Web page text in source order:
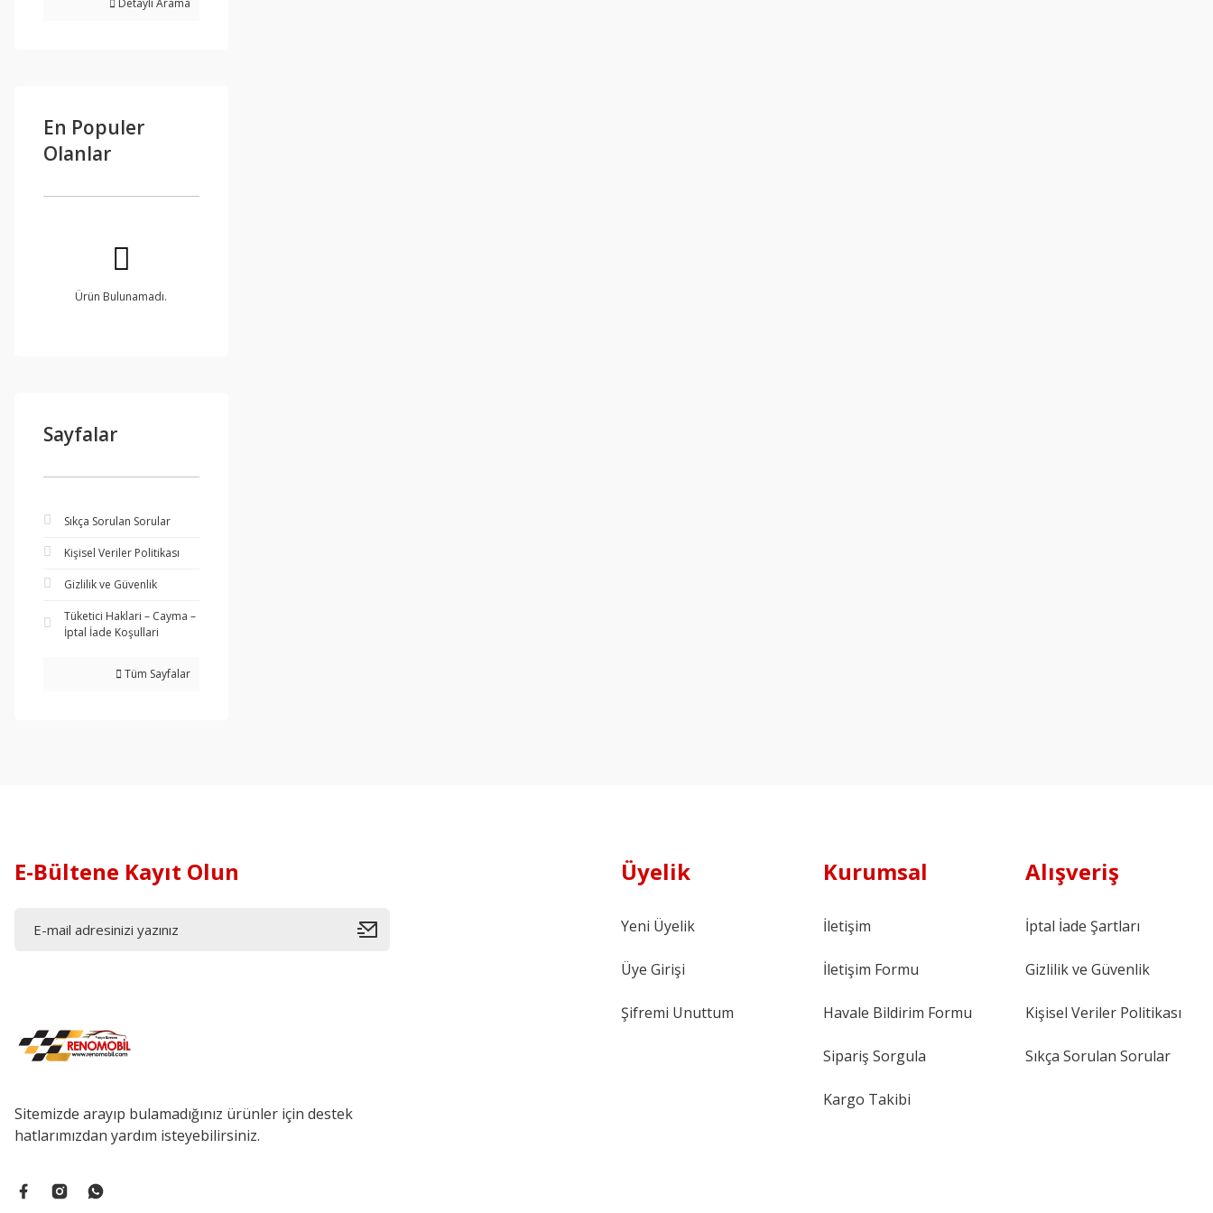
Detaylı Arama
En Populer
Olanlar
Ürün Bulunamadı.
Sayfalar
Sıkça Sorulan Sorular
Kişisel Veriler Politikası
Gizlilik ve Güvenlik
Tüketici Haklari – Cayma –
İptal İade Koşullari
Tüm Sayfalar
E-Bültene Kayıt Olun
Sitemizde arayıp bulamadığınız ürünler için destek
hatlarımızdan yardım isteyebilirsiniz.
Üyelik
Yeni Üyelik
Üye Girişi
Şifremi Unuttum
Kurumsal
İletişim
İletişim Formu
Havale Bildirim Formu
Sipariş Sorgula
Kargo Takibi
Alışveriş
İptal İade Şartları
Gizlilik ve Güvenlik
Kişisel Veriler Politikası
Sıkça Sorulan Sorular